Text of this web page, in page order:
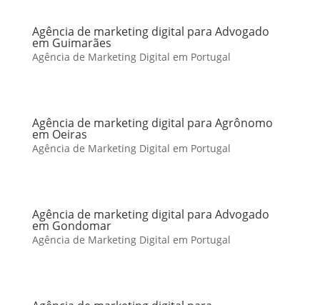
Agência de marketing digital para Advogado
em Guimarães
Agência de Marketing Digital em Portugal
Agência de marketing digital para Agrônomo
em Oeiras
Agência de Marketing Digital em Portugal
Agência de marketing digital para Advogado
em Gondomar
Agência de Marketing Digital em Portugal